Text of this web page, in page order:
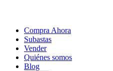
Compra Ahora
Subastas
Vender
Quiénes somos
Blog